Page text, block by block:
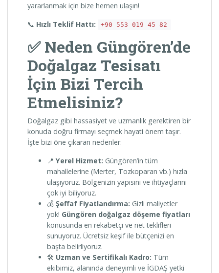
yararlanmak için bize hemen ulaşın!
📞 Hızlı Teklif Hattı: +90 553 019 45 82
✅ Neden Güngören’de
Doğalgaz Tesisatı
İçin Bizi Tercih
Etmelisiniz?
Doğalgaz gibi hassasiyet ve uzmanlık gerektiren bir
konuda doğru firmayı seçmek hayati önem taşır.
İşte bizi öne çıkaran nedenler:
📍 Yerel Hizmet: Güngören’in tüm
mahallelerine (Merter, Tozkoparan vb.) hızla
ulaşıyoruz. Bölgenizin yapısını ve ihtiyaçlarını
çok iyi biliyoruz.
💰 Şeffaf Fiyatlandırma: Gizli maliyetler
yok! Güngören doğalgaz döşeme fiyatları
konusunda en rekabetçi ve net teklifleri
sunuyoruz. Ücretsiz keşif ile bütçenizi en
başta belirliyoruz.
🛠️ Uzman ve Sertifikalı Kadro: Tüm
ekibimiz, alanında deneyimli ve İGDAŞ yetki